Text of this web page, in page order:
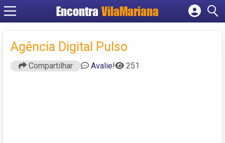
EncontraVilaMariana
Cadastrar empresa
Criar conta
Agência Digital Pulso
Compartilhar Avalie! 251